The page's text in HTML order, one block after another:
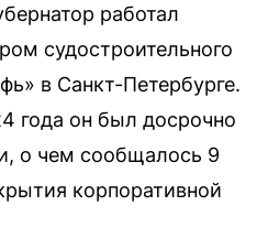
работал
судостроительного
в Санкт-Петербурге.
года он был досрочно
о чем сообщалось 9
корпоративной